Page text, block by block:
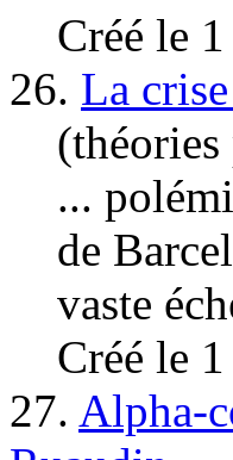
Créé le
26. La
...
de
vaste
Créé le
27. Alpha-